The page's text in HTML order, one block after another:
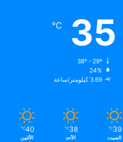
35
℃
24%
3.69 كيلومتر/ساعة
39
℃
السبت
38
℃
الأحد
40
℃
الأثنين